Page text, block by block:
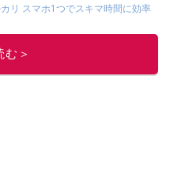
リ スマホ1つでスキマ時間に効率
、突然会社を辞める。翌月からの
空いた時間でできるオークション
む＞